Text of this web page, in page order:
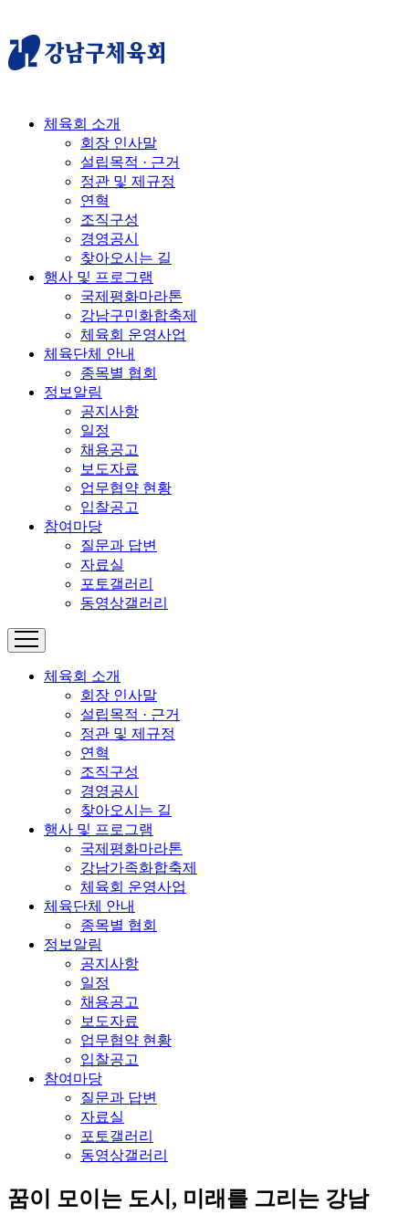
체육회 소개
회장 인사말
설립목적 · 근거
정관 및 제규정
연혁
조직구성
경영공시
찾아오시는 길
행사 및 프로그램
국제평화마라톤
강남구민화합축제
체육회 운영사업
체육단체 안내
종목별 협회
정보알림
공지사항
일정
채용공고
보도자료
업무협약 현황
입찰공고
참여마당
질문과 답변
자료실
포토갤러리
동영상갤러리
체육회 소개
회장 인사말
설립목적 · 근거
정관 및 제규정
연혁
조직구성
경영공시
찾아오시는 길
행사 및 프로그램
국제평화마라톤
강남가족화합축제
체육회 운영사업
체육단체 안내
종목별 협회
정보알림
공지사항
일정
채용공고
보도자료
업무협약 현황
입찰공고
참여마당
질문과 답변
자료실
포토갤러리
동영상갤러리
꿈이 모이는 도시, 미래를 그리는 강남